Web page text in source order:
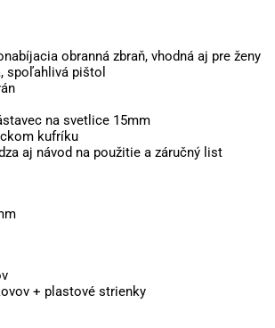
obranná zbraň, vhodná aj pre ženy
spoľahlivá pištol
na svetlice 15mm
kufríku
aj návod na použitie a záručný list
+ plastové strienky